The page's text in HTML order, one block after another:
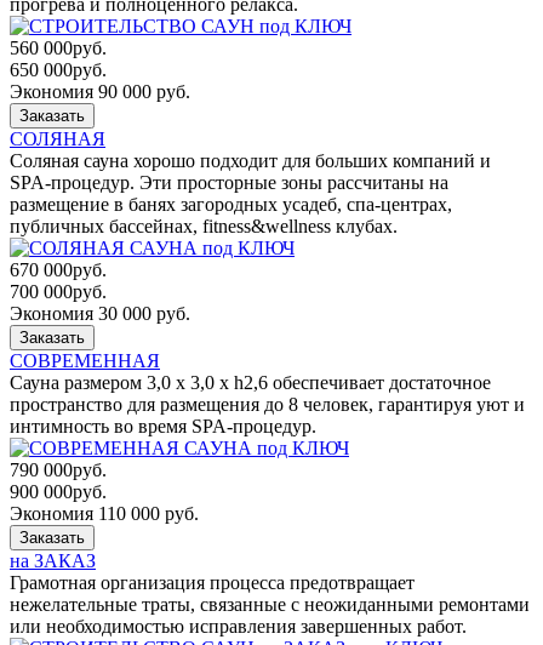
560 000руб.
650 000руб.
Экономия 90 000 руб.
Заказать
СОЛЯНАЯ
Соляная сауна хорошо подходит для больших компаний и
SPA-процедур. Эти просторные зоны рассчитаны на
размещение в банях загородных усадеб, спа-центрах,
публичных бассейнах, fitness&wellness клубах.
670 000руб.
700 000руб.
Экономия 30 000 руб.
Заказать
СОВРЕМЕННАЯ
Сауна размером 3,0 x 3,0 x h2,6 обеспечивает достаточное
пространство для размещения до 8 человек, гарантируя уют и
интимность во время SPA-процедур.
790 000руб.
900 000руб.
Экономия 110 000 руб.
Заказать
на ЗАКАЗ
Грамотная организация процесса предотвращает
нежелательные траты, связанные с неожиданными ремонтами
или необходимостью исправления завершенных работ.